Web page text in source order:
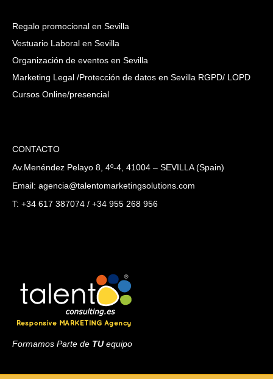
Regalo promocional en Sevilla
Vestuario Laboral en Sevilla
Organización de eventos en Sevilla
Marketing Legal /Protección de datos en Sevilla RGPD/ LOPD
Cursos Online/presencial
CONTACTO
Av.Menéndez Pelayo 8, 4º-4, 41004 – SEVILLA (Spain)
Email: agencia@talentomarketingsolutions.com
T: +34 617 387074 / +34 955 268 956
Formamos Parte de TUequipo